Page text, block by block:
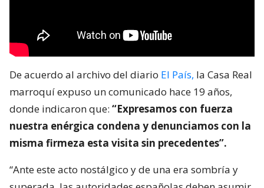
De acuerdo al archivo del diario El País, la Casa Real
marroquí expuso un comunicado hace 19 años,
donde indicaron que: “Expresamos con fuerza
nuestra enérgica condena y denunciamos con la
misma firmeza esta visita sin precedentes”.
“Ante este acto nostálgico y de una era sombría y